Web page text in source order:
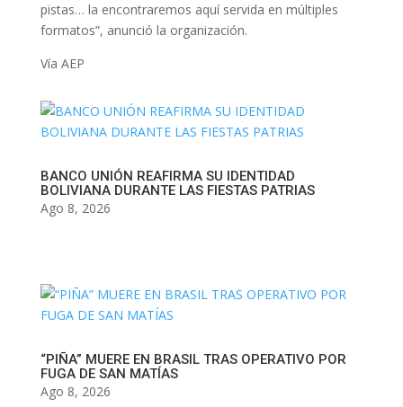
pistas… la encontraremos aquí servida en múltiples
formatos”, anunció la organización.
Vía AEP
BANCO UNIÓN REAFIRMA SU IDENTIDAD
BOLIVIANA DURANTE LAS FIESTAS PATRIAS
Ago 8, 2026
“PIÑA” MUERE EN BRASIL TRAS OPERATIVO POR
FUGA DE SAN MATÍAS
Ago 8, 2026